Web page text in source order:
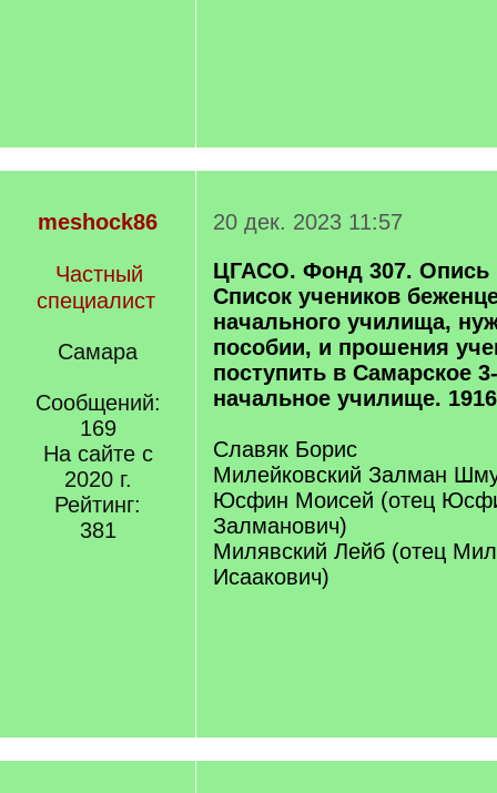
meshock86
Частный
специалист
Самара
Сообщений:
169
На сайте с
2020 г.
Рейтинг:
381
20 дек. 2023 11:57
ЦГАСО. Фонд 307. Опись
Список учеников
начального училища,
пособии, и прошения
поступить в Самарское
начальное училище.
Славяк Борис
Милейковский Залман
Юсфин Моисей (отец
Залманович)
Милявский Лейб (отец
Исаакович)